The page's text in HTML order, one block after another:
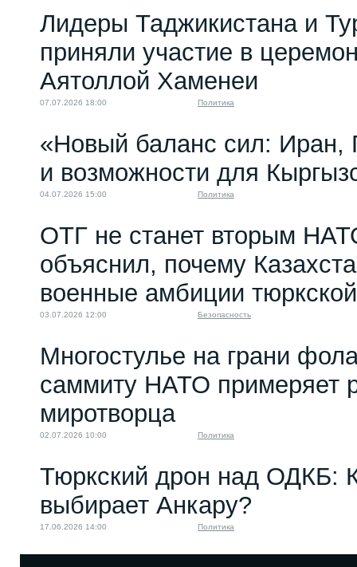
Лидеры Таджикистана и
приняли участие в
Аятоллой Хаменеи
07.07.2026 18:00 Политика
«Новый баланс сил: Иран,
и возможности для
04.07.2026 15:00 Политика
ОТГ не станет вторым
объяснил, почему
военные амбиции
03.07.2026 12:00 Безопасность
Многостулье на грани
саммиту НАТО примеряет
миротворца
02.07.2026 10:00 Политика
Тюркский дрон над ОДКБ:
выбирает Анкару?
17.06.2026 14:00 Политика